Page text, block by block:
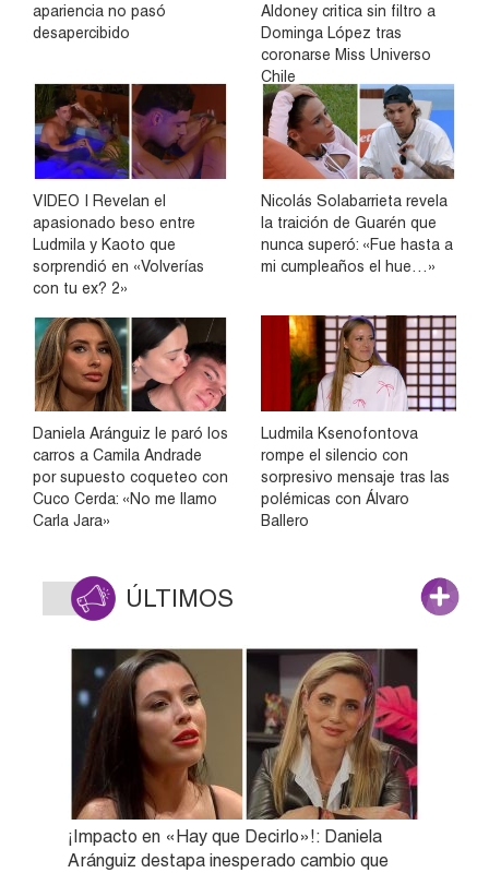
apariencia no pasó
desapercibido
Aldoney critica sin filtro a
Dominga López tras
coronarse Miss Universo
Chile
VIDEO | Revelan el
apasionado beso entre
Ludmila y Kaoto que
sorprendió en «Volverías
con tu ex? 2»
Nicolás Solabarrieta revela
la traición de Guarén que
nunca superó: «Fue hasta a
mi cumpleaños el hue…»
Daniela Aránguiz le paró los
carros a Camila Andrade
por supuesto coqueteo con
Cuco Cerda: «No me llamo
Carla Jara»
Ludmila Ksenofontova
rompe el silencio con
sorpresivo mensaje tras las
polémicas con Álvaro
Ballero
ÚLTIMOS
¡Impacto en «Hay que Decirlo»!: Daniela
Aránguiz destapa inesperado cambio que